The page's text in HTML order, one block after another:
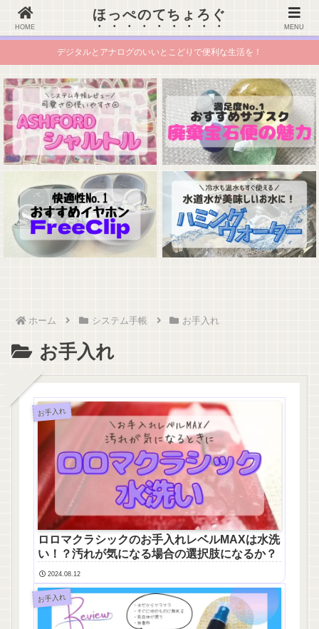
ほっぺのてちょろぐ
デジタルとアナログのいいとこどりで便利な生活を！
ホーム システム手帳 お手入れ
お手入れ
お手入れ
ロロマクラシックのお手入れレベルMAXは水洗
い！？汚れが気になる場合の選択肢になるか？
2024.08.12
お手入れ
HOME
ほっぺのてちょろぐ
MENU